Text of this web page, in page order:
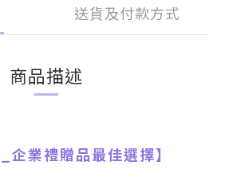
送貨及付款方式
商品描述
企業禮贈品最佳選擇】